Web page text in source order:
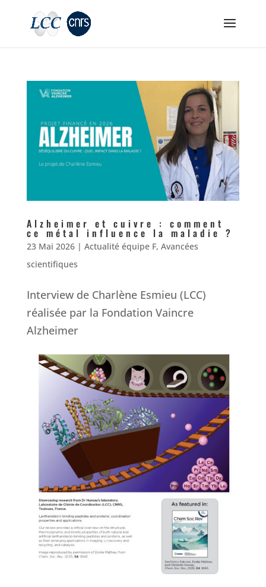
Alzheimer et cuivre : comment
ce métal influence la maladie ?
23 Mai 2026| Actualité équipe F, Avancées
scientifiques
Interview de Charlène Esmieu (LCC)
réalisée par la Fondation Vaincre
Alzheimer